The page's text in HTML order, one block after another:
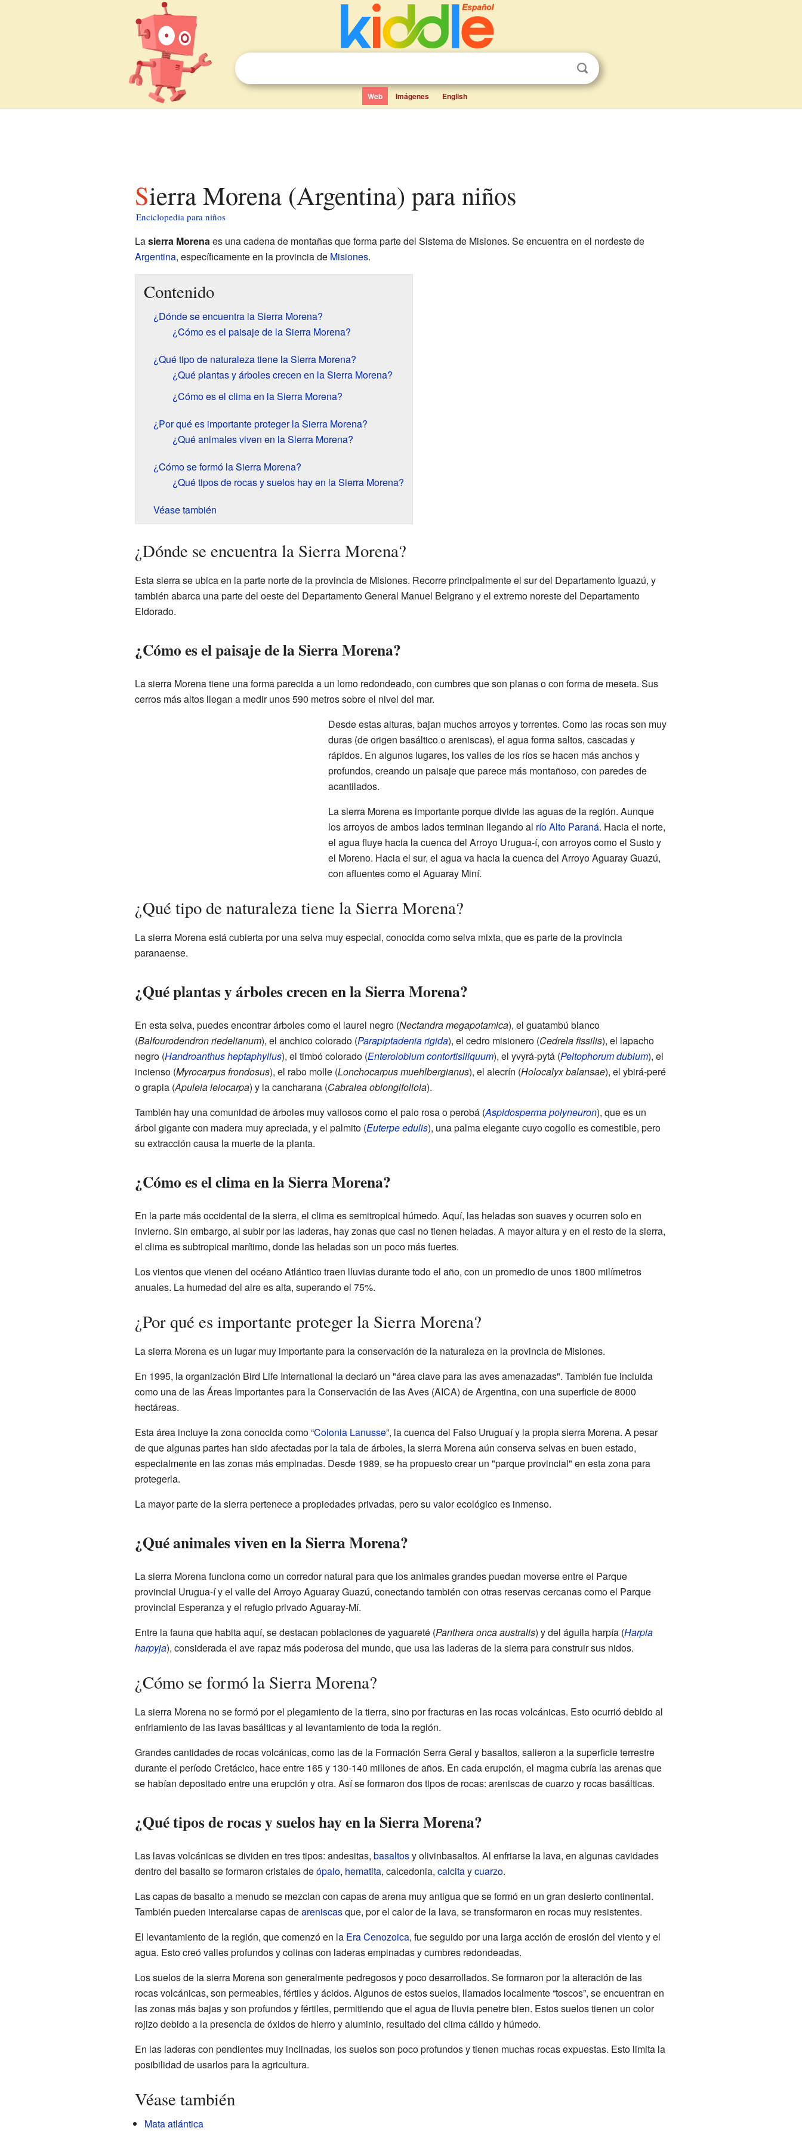
Web Imágenes English
Sierra Morena (Argentina) para niños
Enciclopedia para niños
Lasierra Morenaes una cadena de montañas que forma parte del Sistema de Misiones. Se encuentra en el nordeste de
Argentina, específicamente en la provincia de Misiones.
Contenido
¿Dónde se encuentra la Sierra Morena?
¿Cómo es el paisaje de la Sierra Morena?
¿Qué tipo de naturaleza tiene la Sierra Morena?
¿Qué plantas y árboles crecen en la Sierra Morena?
¿Cómo es el clima en la Sierra Morena?
¿Por qué es importante proteger la Sierra Morena?
¿Qué animales viven en la Sierra Morena?
¿Cómo se formó la Sierra Morena?
¿Qué tipos de rocas y suelos hay en la Sierra Morena?
Véase también
¿Dónde se encuentra la Sierra Morena?
Esta sierra se ubica en la parte norte de la provincia de Misiones. Recorre principalmente el sur del Departamento Iguazú, y
también abarca una parte del oeste del Departamento General Manuel Belgrano y el extremo noreste del Departamento
Eldorado.
¿Cómo es el paisaje de la Sierra Morena?
La sierra Morena tiene una forma parecida a un lomo redondeado, con cumbres que son planas o con forma de meseta. Sus
cerros más altos llegan a medir unos 590 metros sobre el nivel del mar.
Desde estas alturas, bajan muchos arroyos y torrentes. Como las rocas son muy
duras (de origen basáltico o areniscas), el agua forma saltos, cascadas y
rápidos. En algunos lugares, los valles de los ríos se hacen más anchos y
profundos, creando un paisaje que parece más montañoso, con paredes de
acantilados.
La sierra Morena es importante porque divide las aguas de la región. Aunque
los arroyos de ambos lados terminan llegando al río Alto Paraná. Hacia el norte,
el agua fluye hacia la cuenca del Arroyo Urugua-í, con arroyos como el Susto y
el Moreno. Hacia el sur, el agua va hacia la cuenca del Arroyo Aguaray Guazú,
con afluentes como el Aguaray Miní.
¿Qué tipo de naturaleza tiene la Sierra Morena?
La sierra Morena está cubierta por una selva muy especial, conocida como selva mixta, que es parte de la provincia
paranaense.
¿Qué plantas y árboles crecen en la Sierra Morena?
En esta selva, puedes encontrar árboles como el laurel negro (Nectandra megapotamica), el guatambú blanco
(Balfourodendron riedelianum), el anchico colorado (Parapiptadenia rigida), el cedro misionero (Cedrela fissilis), el lapacho
negro (Handroanthus heptaphyllus), el timbó colorado (Enterolobium contortisiliquum), el yvyrá-pytá (Peltophorum dubium), el
incienso (Myrocarpus frondosus), el rabo molle (Lonchocarpus muehlbergianus), el alecrín (Holocalyx balansae), el ybirá-peré
o grapia (Apuleia leiocarpa) y la cancharana (Cabralea oblongifoliola).
También hay una comunidad de árboles muy valiosos como el palo rosa o perobá (Aspidosperma polyneuron), que es un
árbol gigante con madera muy apreciada, y el palmito (Euterpe edulis), una palma elegante cuyo cogollo es comestible, pero
su extracción causa la muerte de la planta.
¿Cómo es el clima en la Sierra Morena?
En la parte más occidental de la sierra, el clima es semitropical húmedo. Aquí, las heladas son suaves y ocurren solo en
invierno. Sin embargo, al subir por las laderas, hay zonas que casi no tienen heladas. A mayor altura y en el resto de la sierra,
el clima es subtropical marítimo, donde las heladas son un poco más fuertes.
Los vientos que vienen del océano Atlántico traen lluvias durante todo el año, con un promedio de unos 1800 milímetros
anuales. La humedad del aire es alta, superando el 75%.
¿Por qué es importante proteger la Sierra Morena?
La sierra Morena es un lugar muy importante para la conservación de la naturaleza en la provincia de Misiones.
En 1995, la organización Bird Life International la declaró un "área clave para las aves amenazadas". También fue incluida
como una de las Áreas Importantes para la Conservación de las Aves (AICA) de Argentina, con una superficie de 8000
hectáreas.
Esta área incluye la zona conocida como “Colonia Lanusse”, la cuenca del Falso Uruguaí y la propia sierra Morena. A pesar
de que algunas partes han sido afectadas por la tala de árboles, la sierra Morena aún conserva selvas en buen estado,
especialmente en las zonas más empinadas. Desde 1989, se ha propuesto crear un "parque provincial" en esta zona para
protegerla.
La mayor parte de la sierra pertenece a propiedades privadas, pero su valor ecológico es inmenso.
¿Qué animales viven en la Sierra Morena?
La sierra Morena funciona como un corredor natural para que los animales grandes puedan moverse entre el Parque
provincial Urugua-í y el valle del Arroyo Aguaray Guazú, conectando también con otras reservas cercanas como el Parque
provincial Esperanza y el refugio privado Aguaray-Mí.
Entre la fauna que habita aquí, se destacan poblaciones de yaguareté (Panthera onca australis) y del águila harpía (Harpia
harpyja), considerada el ave rapaz más poderosa del mundo, que usa las laderas de la sierra para construir sus nidos.
¿Cómo se formó la Sierra Morena?
La sierra Morena no se formó por el plegamiento de la tierra, sino por fracturas en las rocas volcánicas. Esto ocurrió debido al
enfriamiento de las lavas basálticas y al levantamiento de toda la región.
Grandes cantidades de rocas volcánicas, como las de la Formación Serra Geral y basaltos, salieron a la superficie terrestre
durante el período Cretácico, hace entre 165 y 130-140 millones de años. En cada erupción, el magma cubría las arenas que
se habían depositado entre una erupción y otra. Así se formaron dos tipos de rocas: areniscas de cuarzo y rocas basálticas.
¿Qué tipos de rocas y suelos hay en la Sierra Morena?
Las lavas volcánicas se dividen en tres tipos: andesitas, basaltosy olivinbasaltos. Al enfriarse la lava, en algunas cavidades
dentro del basalto se formaron cristales deópalo, hematita, calcedonia, calcitaycuarzo.
Las capas de basalto a menudo se mezclan con capas de arena muy antigua que se formó en un gran desierto continental.
También pueden intercalarse capas deareniscasque, por el calor de la lava, se transformaron en rocas muy resistentes.
El levantamiento de la región, que comenzó en la Era Cenozoica, fue seguido por una larga acción de erosión del viento y el
agua. Esto creó valles profundos y colinas con laderas empinadas y cumbres redondeadas.
Los suelos de la sierra Morena son generalmente pedregosos y poco desarrollados. Se formaron por la alteración de las
rocas volcánicas, son permeables, fértiles y ácidos. Algunos de estos suelos, llamados localmente “toscos”, se encuentran en
las zonas más bajas y son profundos y fértiles, permitiendo que el agua de lluvia penetre bien. Estos suelos tienen un color
rojizo debido a la presencia de óxidos de hierro y aluminio, resultado del clima cálido y húmedo.
En las laderas con pendientes muy inclinadas, los suelos son poco profundos y tienen muchas rocas expuestas. Esto limita la
posibilidad de usarlos para la agricultura.
Véase también
Mata atlántica